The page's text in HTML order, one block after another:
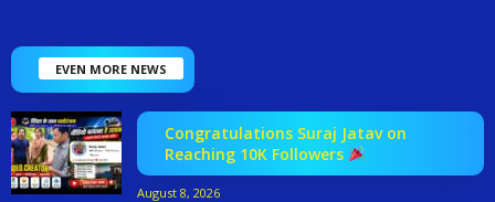
EVEN MORE NEWS
Congratulations Suraj Jatav on
Reaching 10K Followers
August 8, 2026